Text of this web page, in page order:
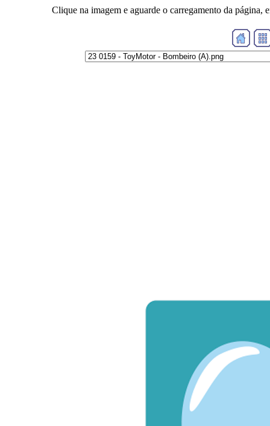
Clique na imagem e aguarde o carregamento da